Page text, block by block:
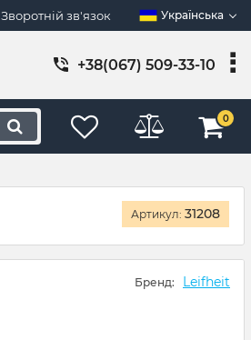
Зворотній зв'язок Українська
+38(067) 509-33-10
0
Артикул: 31208
Бренд: Leifheit